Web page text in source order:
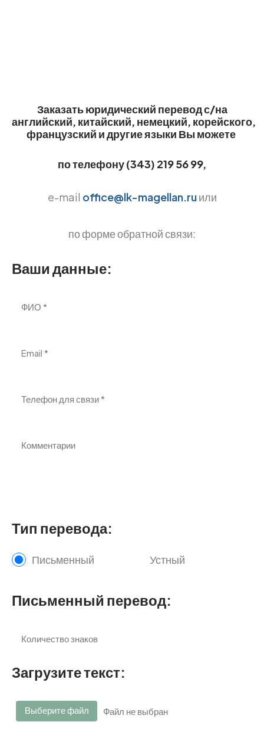
Заказать юридический перевод с/на
английский, китайский, немецкий, корейского,
французский и другие языки Вы можете
по телефону (343) 219 56 99,
e-mail office@lk-magellan.ruили
по форме обратной связи:
Ваши данные:
Тип перевода:
Письменный Устный
Письменный перевод:
Загрузите текст:
Выберите файл Файл не выбран